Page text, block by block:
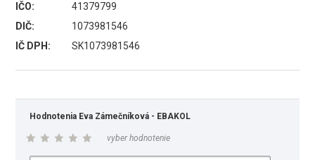
IČO:
41379799
DIČ:
1073981546
IČ DPH:
SK1073981546
Hodnotenia Eva Zámečníková - EBAKOL
vyber hodnotenie